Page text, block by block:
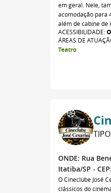
em geral. Nele,
acomodação para
além de cabine de
ACESSIBILIDADE:
ÁREAS DE
Teatro
ONDE: Rua
Itatiba/SP -
O Cineclube José
clássicos do